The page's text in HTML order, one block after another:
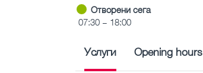
Отворени сега
07:30 – 18:00
Услуги Opening hours